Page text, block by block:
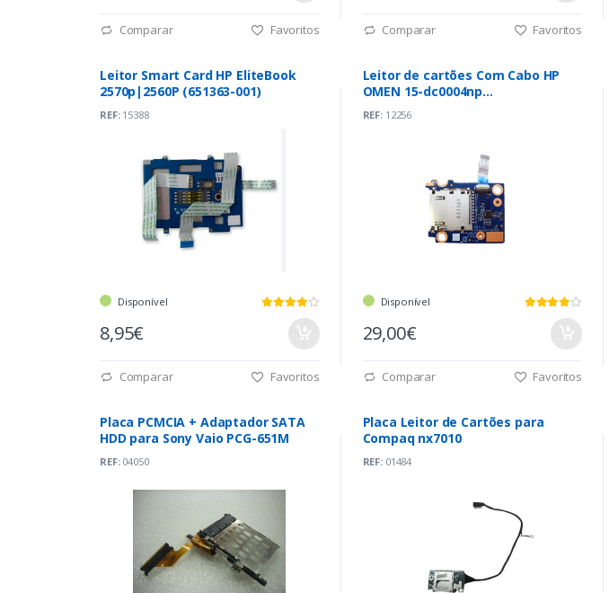
Comparar Favoritos Comparar Favoritos
Leitor Smart Card HP EliteBook
2570p|2560P (651363-001)
REF:15388
Disponível
8,95€
Comparar Favoritos
Leitor de cartões Com Cabo HP
OMEN 15-dc0004np
(DA0G3DTHCD0)
REF:12256
Disponível
29,00€
Comparar Favoritos
Placa PCMCIA + Adaptador SATA
HDD para Sony Vaio PCG-651M
REF:04050
Placa Leitor de Cartões para
Compaq nx7010
REF:01484